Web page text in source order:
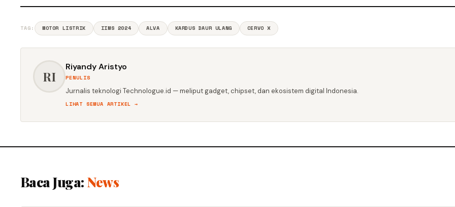
TAG: MOTOR LISTRIK IIMS 2024 ALVA KARDUS DAUR ULANG CERVO X
RI
Riyandy Aristyo
PENULIS
Jurnalis teknologi Technologue.id — meliput gadget, chipset, dan ekosistem digital Indonesia.
LIHAT SEMUA ARTIKEL →
Baca Juga: News